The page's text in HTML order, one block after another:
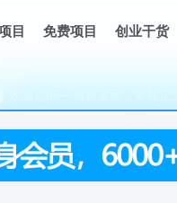
目 免费项目 创业干货